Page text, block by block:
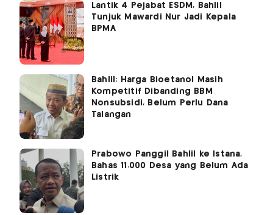
Lantik 4 Pejabat ESDM, Bahlil
Tunjuk Mawardi Nur Jadi Kepala
BPMA
Bahlil: Harga Bioetanol Masih
Kompetitif Dibanding BBM
Nonsubsidi, Belum Perlu Dana
Talangan
Prabowo Panggil Bahlil ke Istana,
Bahas 11.000 Desa yang Belum Ada
Listrik